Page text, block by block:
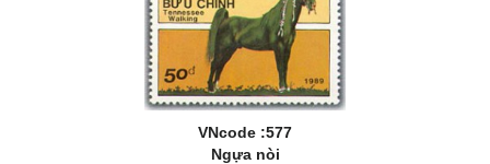
VNcode :577
Ngựa nòi